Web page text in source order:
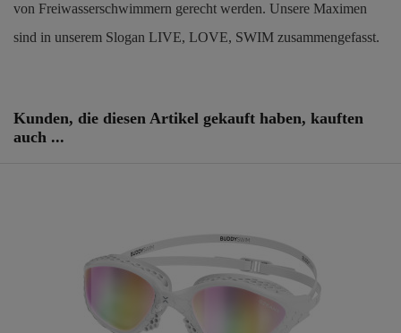
von Freiwasserschwimmern gerecht werden. Unsere Maximen
sind in unserem Slogan LIVE, LOVE, SWIM zusammengefasst.
Kunden, die diesen Artikel gekauft haben, kauften
auch ...